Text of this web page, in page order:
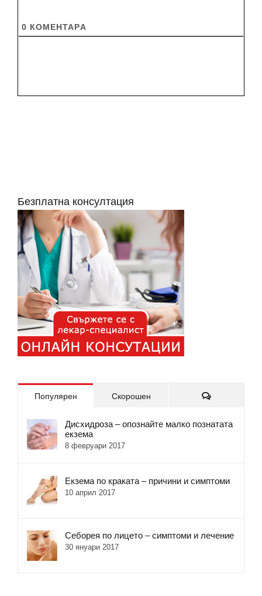
0 КОМЕНТАРA
Безплатна консултация
Популярен Скорошен Коментари
Дисхидроза – опознайте малко познатата
екзема
8 февруари 2017
Екзема по краката – причини и симптоми
10 април 2017
Себорея по лицето – симптоми и лечение
30 януари 2017